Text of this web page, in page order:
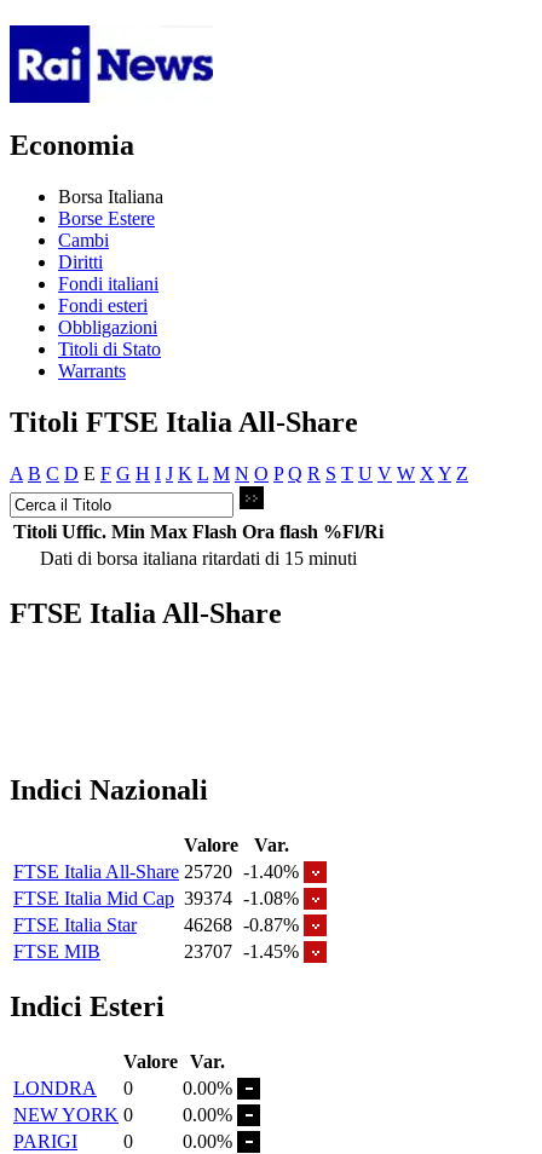
Economia
Borsa Italiana
Borse Estere
Cambi
Diritti
Fondi italiani
Fondi esteri
Obbligazioni
Titoli di Stato
Warrants
Titoli FTSE Italia All-Share
A B C D E F G H I J K L M N O P Q R S T U V W X Y Z
Titoli Uffic. Min Max Flash Ora flash %Fl/Ri
Dati di borsa italiana ritardati di 15 minuti
FTSE Italia All-Share
Indici Nazionali
Valore
Var.
FTSE Italia All-Share 25720 -1.40%
FTSE Italia Mid Cap 39374 -1.08%
FTSE Italia Star
46268 -0.87%
FTSE MIB
23707 -1.45%
Indici Esteri
Valore Var.
LONDRA
0
0.00%
NEW YORK 0
0.00%
PARIGI
0
0.00%